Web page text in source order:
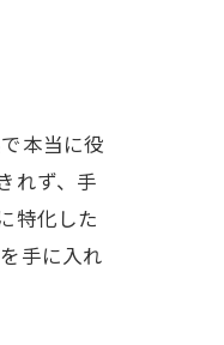
本当に役
れず、手
特化した
手に入れ